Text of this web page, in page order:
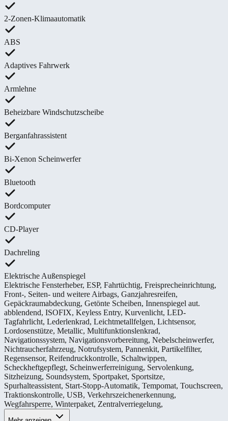
2-Zonen-Klimaautomatik
ABS
Adaptives Fahrwerk
Armlehne
Beheizbare Windschutzscheibe
Berganfahrassistent
Bi-Xenon Scheinwerfer
Bluetooth
Bordcomputer
CD-Player
Dachreling
Elektrische Außenspiegel
Elektrische Fensterheber, ESP, Fahrtüchtig, Freisprecheinrichtung,
Front-, Seiten- und weitere Airbags, Ganzjahresreifen,
Gepäckraumabdeckung, Getönte Scheiben, Innenspiegel aut.
abblendend, ISOFIX, Keyless Entry, Kurvenlicht, LED-
Tagfahrlicht, Lederlenkrad, Leichtmetallfelgen, Lichtsensor,
Lordosenstütze, Metallic, Multifunktionslenkrad,
Navigationssystem, Navigationsvorbereitung, Nebelscheinwerfer,
Nichtraucherfahrzeug, Notrufsystem, Pannenkit, Partikelfilter,
Regensensor, Reifendruckkontrolle, Schaltwippen,
Scheckheftgepflegt, Scheinwerferreinigung, Servolenkung,
Sitzheizung, Soundsystem, Sportpaket, Sportsitze,
Spurhalteassistent, Start-Stopp-Automatik, Tempomat, Touchscreen,
Traktionskontrolle, USB, Verkehrszeichenerkennung,
Wegfahrsperre, Winterpaket, Zentralverriegelung,